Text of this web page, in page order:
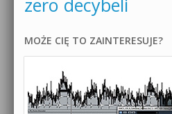
MOŻE CIĘ TO ZAINTERESUJE?